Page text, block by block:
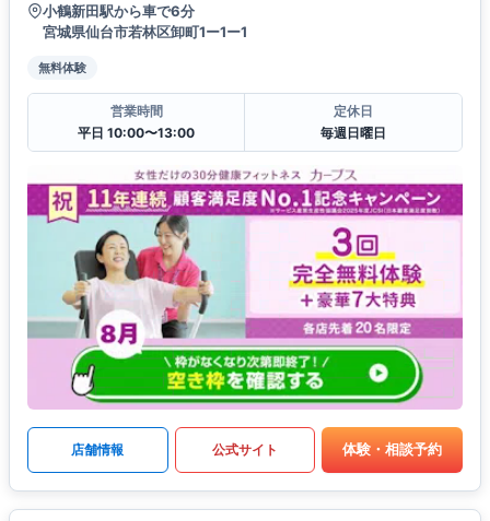
小鶴新田駅から車で6分
宮城県仙台市若林区卸町1ー1ー1
無料体験
営業時間
平日 10:00〜13:00
定休日
毎週日曜日
店舗情報 公式サイト 体験・相談予約